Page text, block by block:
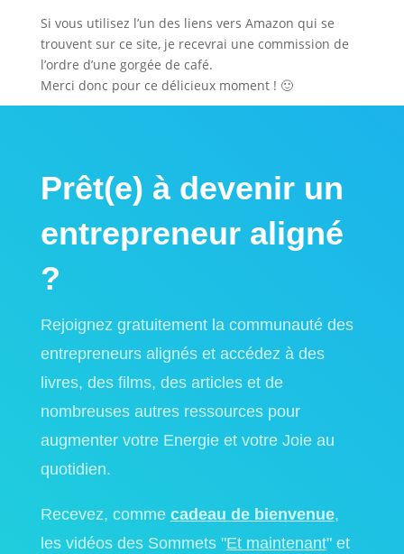
Si vous utilisez l’un des liens vers Amazon qui se
trouvent sur ce site, je recevrai une commission de
l’ordre d’une gorgée de café.
Merci donc pour ce délicieux moment ! 🙂
Prêt(e) à devenir un
entrepreneur aligné
?
Rejoignez gratuitement la communauté des
entrepreneurs alignés et accédez à des
livres, des films, des articles et de
nombreuses autres ressources pour
augmenter votre Energie et votre Joie au
quotidien.
Recevez, comme cadeau de bienvenue,
les vidéos des Sommets "Et maintenant" et